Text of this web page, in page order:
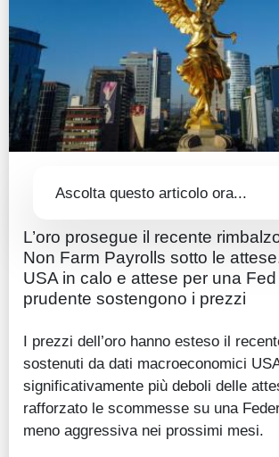
Conto IG
Guru Monitor
Stagionalità
Ascolta questo articolo ora...
L’oro prosegue il recente
Non Farm Payrolls sotto le
USA in calo e attese per una
prudente sostengono i prezzi
I prezzi dell’oro hanno esteso il
sostenuti da dati macroeconomici
significativamente più deboli delle
rafforzato le scommesse su una
meno aggressiva nei prossimi mesi.